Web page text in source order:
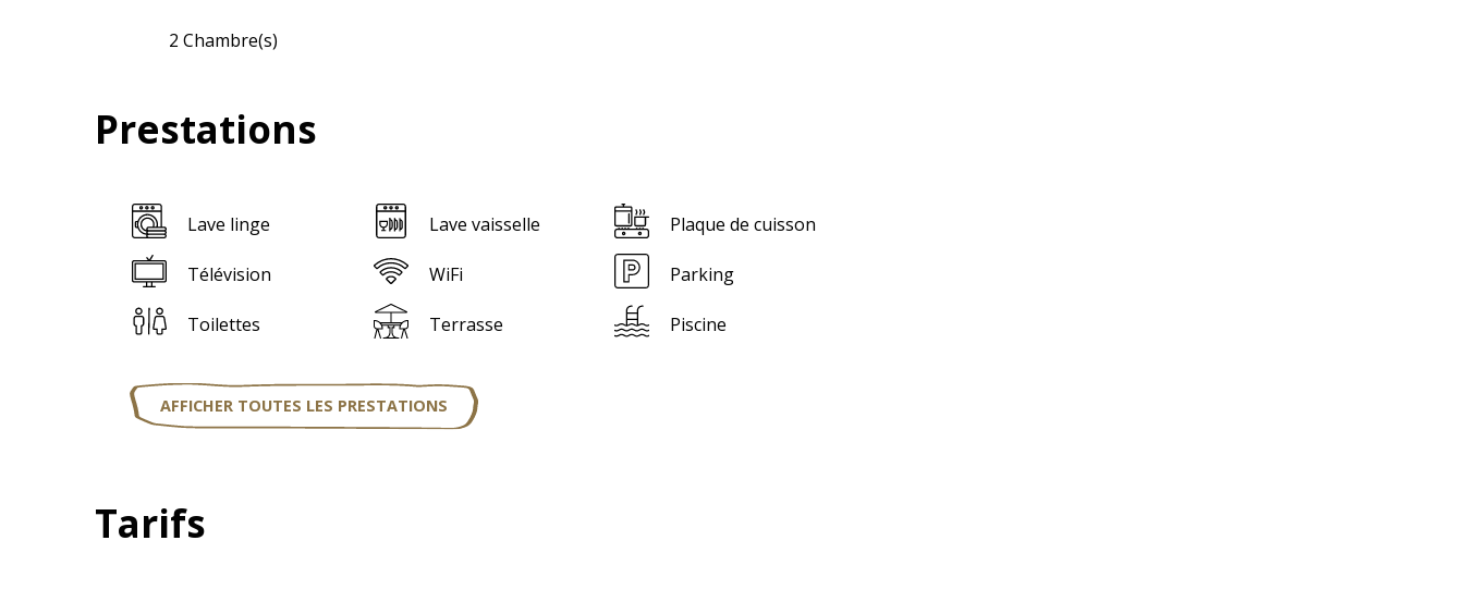
2 Chambre(s)
Prestations
Lave linge Lave vaisselle Plaque de cuisson
Télévision WiFi Parking
Toilettes Terrasse Piscine
AFFICHER TOUTES LES PRESTATIONS
Tarifs